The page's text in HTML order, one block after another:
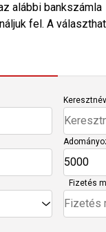
alábbi bankszámla
fel. A
Keresztnév
Fizetés
Fizetés